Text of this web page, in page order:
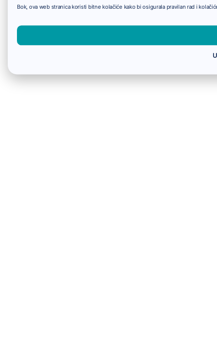
Bok, ova web stranica koristi bitne kolačiće kako bi osigurala pravilan rad i